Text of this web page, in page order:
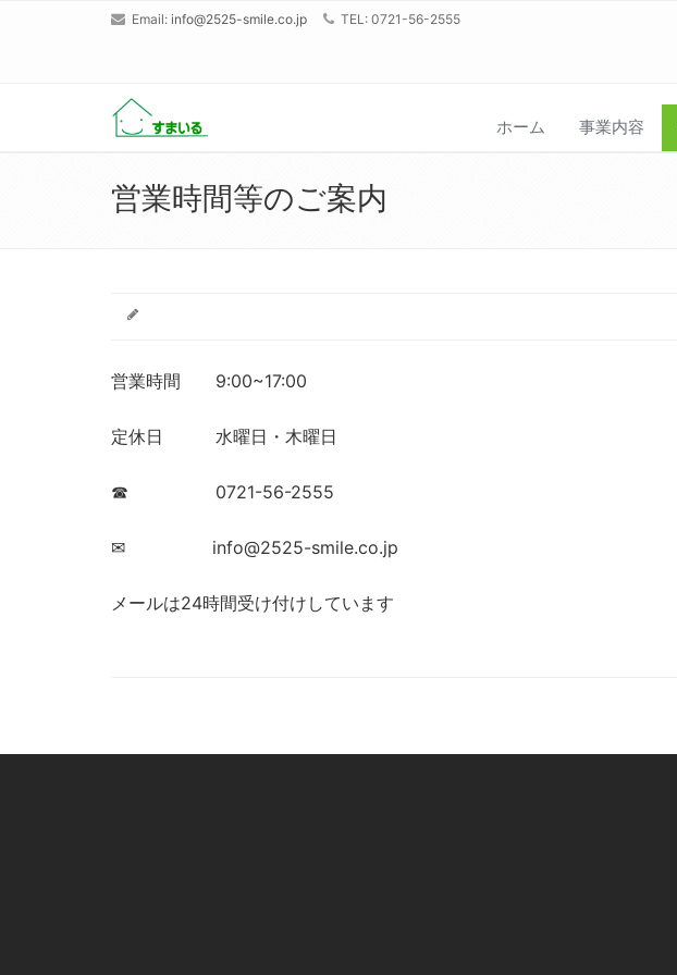
Email: info@2525-smile.co.jp TEL: 0721-56-2555
ホーム 事業内容
営業時間等のご案内
営業時間 9:00~17:00
定休日 水曜日・木曜日
☎ 0721-56-2555
✉ info@2525-smile.co.jp
メールは24時間受け付けしています